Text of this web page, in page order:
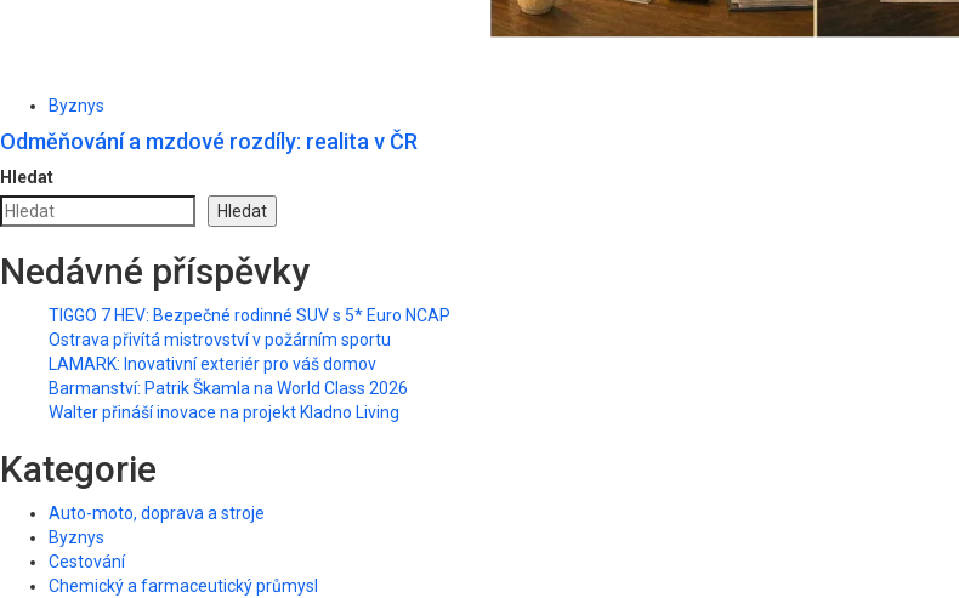
Byznys
Odměňování a mzdové rozdíly: realita v ČR
Hledat
Hledat
Nedávné příspěvky
TIGGO 7 HEV: Bezpečné rodinné SUV s 5* Euro NCAP
Ostrava přivítá mistrovství v požárním sportu
LAMARK: Inovativní exteriér pro váš domov
Barmanství: Patrik Škamla na World Class 2026
Walter přináší inovace na projekt Kladno Living
Kategorie
Auto-moto, doprava a stroje
Byznys
Cestování
Chemický a farmaceutický průmysl